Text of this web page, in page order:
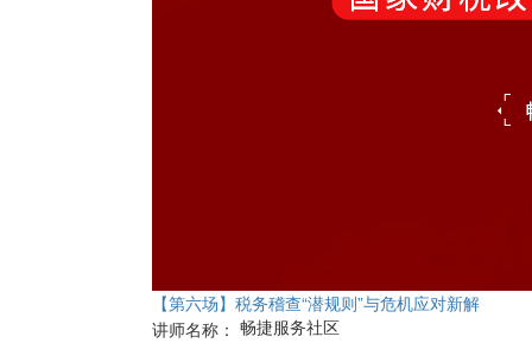
【第六场】税务稽查“潜规则”与危机应对新解
讲师名称： 畅捷服务社区